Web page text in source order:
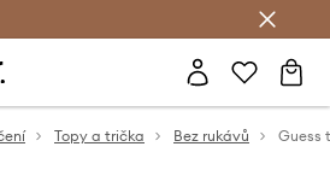
Topy a trička Bez rukávů